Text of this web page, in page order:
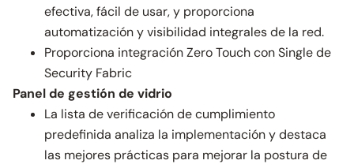
efectiva, fácil de usar, y proporciona
automatización y visibilidad integrales de la red.
Proporciona integración Zero Touch con Single de
Security Fabric
Panel de gestión de vidrio
La lista de verificación de cumplimiento
predefinida analiza la implementación y destaca
las mejores prácticas para mejorar la postura de